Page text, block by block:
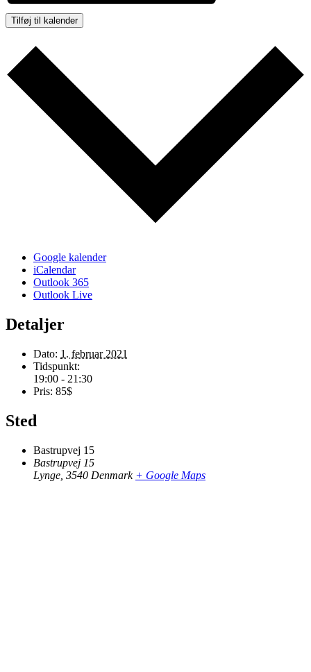
Tilføj til kalender
Google kalender
iCalendar
Outlook 365
Outlook Live
Detaljer
Dato: 1. februar 2021
Tidspunkt:
19:00 - 21:30
Pris: 85$
Sted
Bastrupvej 15
Bastrupvej 15
Lynge 3540 Denmark + Google Maps